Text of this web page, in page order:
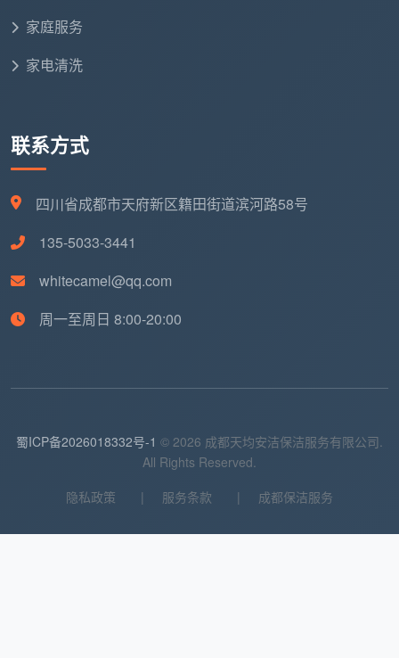
家庭服务
家电清洗
联系方式
四川省成都市天府新区籍田街道滨河路58号
135-5033-3441
whitecamel@qq.com
周一至周日 8:00-20:00
蜀ICP备2026018332号-1 © 2026 成都天均安洁保洁服务有限公司.
All Rights Reserved.
隐私政策
| 服务条款 | 成都保洁服务